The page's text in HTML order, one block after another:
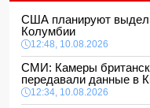
США планируют
Колумбии
12:48, 10.08.2026
СМИ: Камеры
передавали данные в
12:34, 10.08.2026